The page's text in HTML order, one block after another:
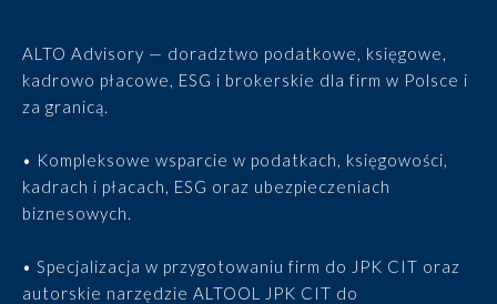
ALTO Advisory — doradztwo podatkowe, księgowe,
kadrowo płacowe, ESG i brokerskie dla firm w Polsce i
za granicą.
• Kompleksowe wsparcie w podatkach, księgowości,
kadrach i płacach, ESG oraz ubezpieczeniach
biznesowych.
• Specjalizacja w przygotowaniu firm do JPK CIT oraz
autorskie narzędzie ALTOOL JPK CIT do